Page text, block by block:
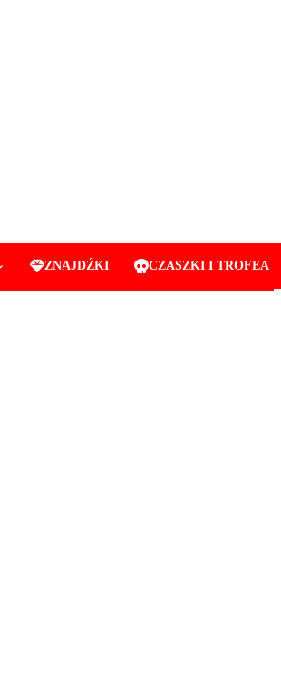
ZNAJDŹKI CZASZKI I TROFEA